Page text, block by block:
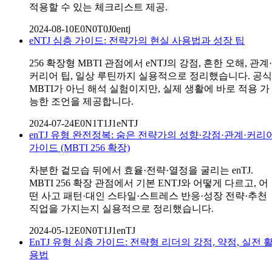
적용할 수 있는 체크리스트 제공.
2024-08-10E0N0T0J0entj
eNTJ 심층 가이드: 전략가의 현실 사용법과 성장 팁
256 확장형 MBTI 관점에서 eNTJ의 강점, 흔한 오해, 관계·
커리어 팁, 일상 루틴까지 실용적으로 정리했습니다. 공식
MBTI가 아닌 해석 실험이지만, 실제 생활에 바로 적용 가
능한 조언을 제공합니다.
2024-07-24E0N1T1J1eNTJ
enTJ 유형 완전정복: 숨은 전략가의 성향·강점·관계·커리
가이드 (MBTI 256 확장)
차분한 겉모습 뒤에서 효율·전략·열정을 굴리는 enTJ.
MBTI 256 확장 관점에서 기본 ENTJ와 어떻게 다르고, 어
떤 사고 패턴·대인 스타일·스트레스 반응·성장 전략·추천
직업을 가지는지 실용적으로 정리했습니다.
2024-05-12E0N0T1J1enTJ
EnTJ 유형 심층 가이드: 전략형 리더의 강점, 약점, 실전
용법